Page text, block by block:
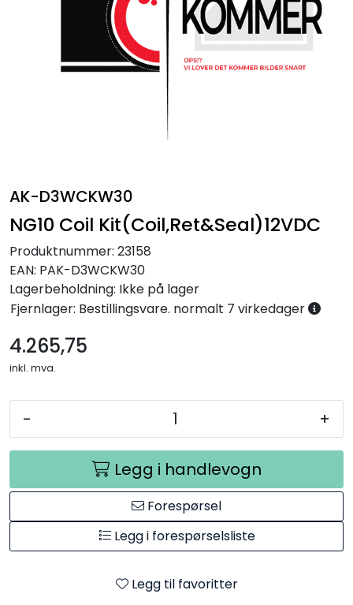
AK-D3WCKW30
NG10 Coil Kit(Coil,Ret&Seal)12VDC
Produktnummer: 23158
EAN: PAK-D3WCKW30
Lagerbeholdning: Ikke på lager
Fjernlager: Bestillingsvare. normalt 7 virkedager
4.265,75
inkl. mva.
- +
Legg i handlevogn
Forespørsel
Legg i forespørselsliste
Legg til favoritter